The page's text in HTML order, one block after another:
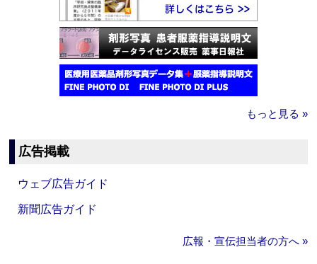
もっと見る »
広告掲載
ウェブ広告ガイド
新聞広告ガイド
広報・宣伝担当者の方へ »